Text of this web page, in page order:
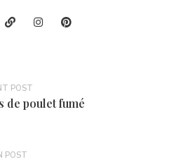
POST
de poulet fumé
POST